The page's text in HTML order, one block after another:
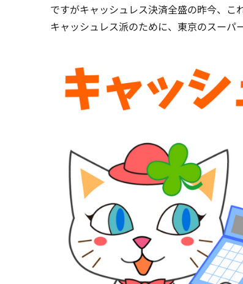
ですがキャッシュレス決済全盛の昨今、こ
キャッシュレス派のために、東京のスーパ